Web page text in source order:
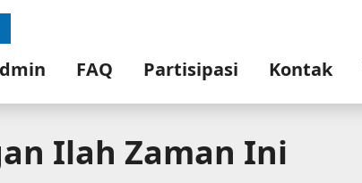
FAQ Partisipasi Kontak
Ilah Zaman Ini